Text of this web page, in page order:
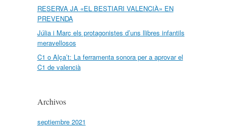
RESERVA JA «EL BESTIARI VALENCIÀ» EN
PREVENDA
Júlia i Marc els protagonistes d’uns llibres infantils
meravellosos
C1 o Alça’t: La ferramenta sonora per a aprovar el
C1 de valencià
Archivos
septiembre 2021